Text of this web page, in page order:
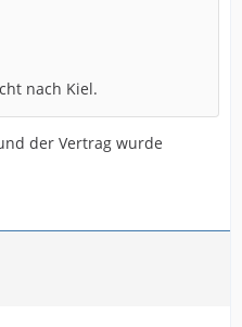
nach Kiel.
der Vertrag wurde